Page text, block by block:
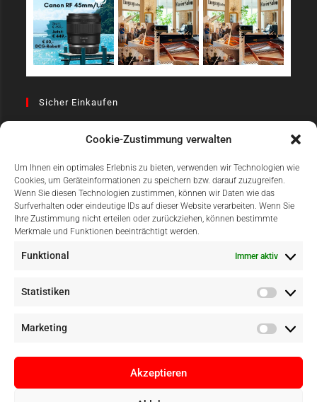
Cookie-Zustimmung verwalten
Um Ihnen ein optimales Erlebnis zu bieten, verwenden wir Technologien wie
Cookies, um Geräteinformationen zu speichern bzw. darauf zuzugreifen.
Wenn Sie diesen Technologien zustimmen, können wir Daten wie das
Surfverhalten oder eindeutige IDs auf dieser Website verarbeiten. Wenn Sie
Ihre Zustimmung nicht erteilen oder zurückziehen, können bestimmte
Merkmale und Funktionen beeinträchtigt werden.
Funktional Immer aktiv
Statistiken
Marketing
Akzeptieren
Sicher Einkaufen
Einfach Online Bezahlen